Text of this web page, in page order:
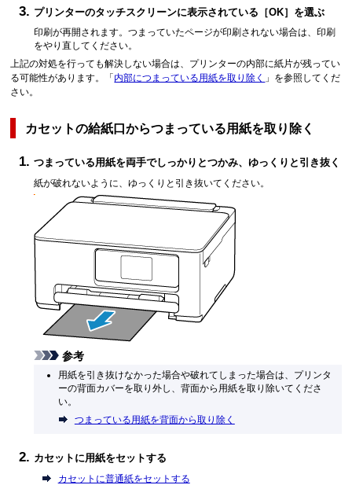
プリンターのタッチスクリーンに表示されている［OK］を選ぶ
印刷が再開されます。つまっていたページが印刷されない場合は、印刷
をやり直してください。
上記の対処を行っても解決しない場合は、プリンターの内部に紙片が残ってい
る可能性があります。
「 内部につまっている用紙を取り除く 」を参照してくだ
さい。
カセットの給紙口からつまっている用紙を取り除く
つまっている用紙を両手でしっかりとつかみ、ゆっくりと引き抜く
紙が破れないように、ゆっくりと引き抜いてください。
参考
用紙を引き抜けなかった場合や破れてしまった場合は、プリンタ
ーの背面カバーを取り外し、背面から用紙を取り除いてくださ
い。
つまっている用紙を背面から取り除く
カセットに用紙をセットする
カセットに普通紙をセットする